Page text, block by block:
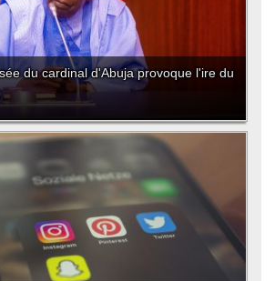
du cardinal d'Abuja provoque l'ire du